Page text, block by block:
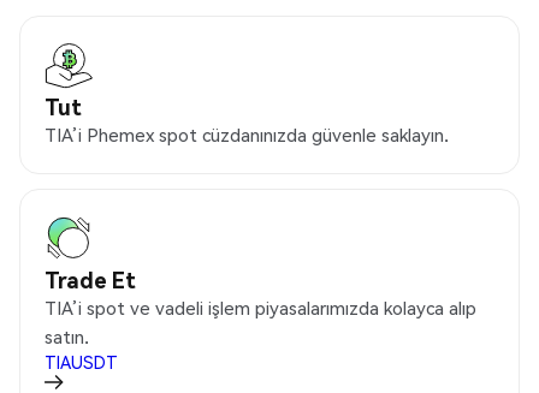
Tut
TIA’i Phemex spot cüzdanınızda güvenle saklayın.
Trade Et
TIA’i spot ve vadeli işlem piyasalarımızda kolayca alıp
satın.
TIAUSDT